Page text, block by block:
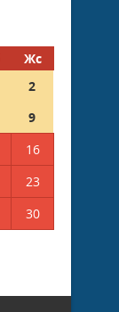
Жс
2
9
16
23
30